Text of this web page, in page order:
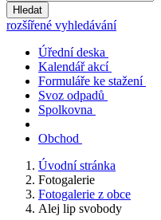
Hledat
rozšířené vyhledávání
Úřední deska
Kalendář akcí
Formuláře ke stažení
Svoz odpadů
Spolkovna
Obchod
Úvodní stránka
Fotogalerie
Fotogalerie z obce
Alej lip svobody